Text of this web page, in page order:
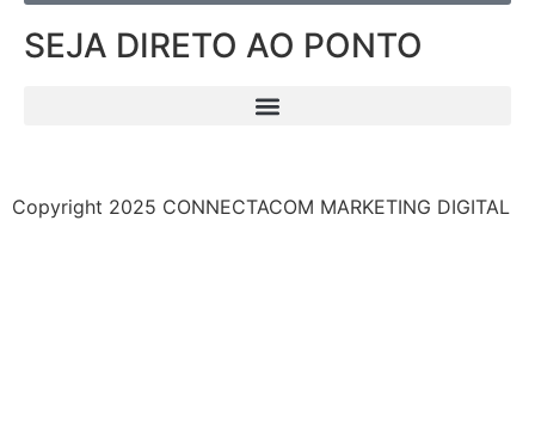
SEJA DIRETO AO PONTO
Copyright 2025 CONNECTACOM MARKETING DIGITAL